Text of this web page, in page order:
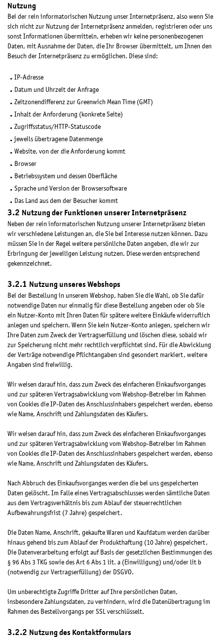
Nutzung
Bei der rein informatorischen Nutzung unser Internetpräsenz, also wenn Sie
sich nicht zur Nutzung der Internetpräsenz anmelden, registrieren oder uns
sonst Informationen übermitteln, erheben wir keine personenbezogenen
Daten, mit Ausnahme der Daten, die Ihr Browser übermittelt, um Ihnen den
Besuch der Internetpräsenz zu ermöglichen. Diese sind:
IP-Adresse
Datum und Uhrzeit der Anfrage
Zeitzonendifferenz zur Greenwich Mean Time (GMT)
Inhalt der Anforderung (konkrete Seite)
Zugriffsstatus/HTTP-Statuscode
jeweils übertragene Datenmenge
Website, von der die Anforderung kommt
Browser
Betriebssystem und dessen Oberfläche
Sprache und Version der Browsersoftware
Das Land aus dem der Besucher kommt
Nutzung der Funktionen unserer Internetpräsenz
Neben der rein informatorischen Nutzung unserer Internetpräsenz bieten
wir verschiedene Leistungen an, die Sie bei Interesse nutzen können. Dazu
müssen Sie in der Regel weitere persönliche Daten angeben, die wir zur
Erbringung der jeweiligen Leistung nutzen. Diese werden entsprechend
gekennzeichnet.
Nutzung unseres Webshops
Bei der Bestellung in unserem Webshop, haben Sie die Wahl, ob Sie dafür
notwendige Daten nur einmalig für diese Bestellung angeben oder ob Sie
ein Nutzer-Konto mit Ihren Daten für spätere weitere Einkäufe widerruflich
anlegen und speichern. Wenn Sie kein Nutzer-Konto anlegen, speichern wir
Ihre Daten zum Zweck der Vertragserfüllung und löschen diese, sobald wir
zur Speicherung nicht mehr rechtlich verpflichtet sind. Für die Abwicklung
der Verträge notwendige Pflichtangaben sind gesondert markiert, weitere
Angaben sind freiwillig.
Wir weisen darauf hin, dass zum Zweck des einfacheren Einkaufsvorganges
und zur späteren Vertragsabwicklung vom Webshop-Betreiber im Rahmen
von Cookies die IP-Daten des Anschlussinhabers gespeichert werden, ebenso
wie Name, Anschrift und Zahlungsdaten des Käufers.
Wir weisen darauf hin, dass zum Zweck des einfacheren Einkaufsvorganges
und zur späteren Vertragsabwicklung vom Webshop-Betreiber im Rahmen
von Cookies die IP-Daten des Anschlussinhabers gespeichert werden, ebenso
wie Name, Anschrift und Zahlungsdaten des Käufers.
Nach Abbruch des Einkaufsvorganges werden die bei uns gespeicherten
Daten gelöscht. Im Falle eines Vertragsabschlusses werden sämtliche Daten
aus dem Vertragsverhältnis bis zum Ablauf der steuerrechtlichen
Aufbewahrungsfrist (7 Jahre) gespeichert.
Die Daten Name, Anschrift, gekaufte Waren und Kaufdatum werden darüber
hinaus gehend bis zum Ablauf der Produkthaftung (10 Jahre) gespeichert.
Die Datenverarbeitung erfolgt auf Basis der gesetzlichen Bestimmungen des
§ 96 Abs 3 TKG sowie des Art 6 Abs 1 lit. a (Einwilligung) und/oder lit b
(notwendig zur Vertragserfüllung) der DSGVO.
Um unberechtigte Zugriffe Dritter auf Ihre persönlichen Daten,
insbesondere Zahlungsdaten, zu verhindern, wird die Datenübertragung im
Rahmen des Bestellvorgangs per SSL verschlüsselt.
Nutzung des Kontaktformulars